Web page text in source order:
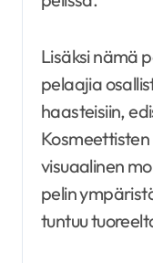
Lisäksi nämä
pelaajia
haasteisiin,
visuaalinen
pelin
tuntuu